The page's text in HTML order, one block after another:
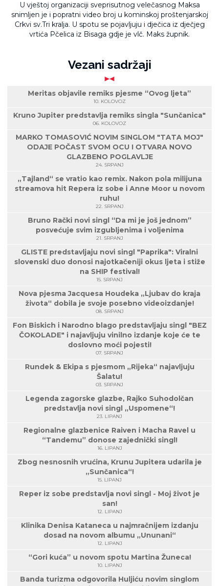
U vještoj organizaciji sveprisutnog velečasnog Maksa
snimljen je i popratni video broj u kominskoj proštenjarskoj
Crkvi sv.Tri kralja. U spotu se pojavljuju i dječica iz dječjeg
vrtića Pčelica iz Bisaga gdje je vlč. Maks župnik.
Vezani sadržaji
Meritas objavile remiks pjesme “Ovog ljeta”
10. KOLOVOZ
Kruno Jupiter predstavlja remiks singla "Sunčanica"
06. KOLOVOZ
MARKO TOMASOVIĆ NOVIM SINGLOM "TATA MOJ"
ODAJE POČAST SVOM OCU I OTVARA NOVO
GLAZBENO POGLAVLJE
24. SRPANJ
„Tajland“ se vratio kao remix. Nakon pola milijuna
streamova hit Repera iz sobe i Anne Moor u novom
ruhu!
22. SRPANJ
Bruno Rački novi singl “Da mi je još jednom”
posvećuje svim izgubljenima i voljenima
21. SRPANJ
GLISTE predstavljaju novi singl "Paprika": Viralni
slovenski duo donosi najotkačeniji okus ljeta i stiže
na SHIP festival!
15. SRPANJ
Nova pjesma Jacquesa Houdeka „Ljubav do kraja
života“ dobila je svoje posebno videoizdanje!
08. SRPANJ
Fon Biskich i Narodno blago predstavljaju singl "BEZ
ČOKOLADE" i najavljuju vinilno izdanje koje će te
doslovno moći pojesti!
07. SRPANJ
Rundek & Ekipa s pjesmom „Rijeka“ najavljuju
Šalatu!
03. SRPANJ
Legenda zagorske glazbe, Rajko Suhodolčan
predstavlja novi singl „Uspomene“!
23. LIPANJ
Regionalne glazbenice Raiven i Macha Ravel u
“Tandemu” donose zajednički singl!
16. LIPANJ
Zbog nesnosnih vrućina, Krunu Jupitera udarila je
„Sunčanica“!
15. LIPANJ
Reper iz sobe predstavlja novi singl - Moj život je
san!
12. LIPANJ
Klinika Denisa Kataneca u najmračnijem izdanju
dosad na novom albumu „Ununani“
12. LIPANJ
“Gori kuća” u novom spotu Martina Žuneca!
10. LIPANJ
Banda turizma odgovorila Huljiću novim singlom